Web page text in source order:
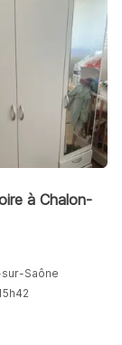
à Chalon-
Saône